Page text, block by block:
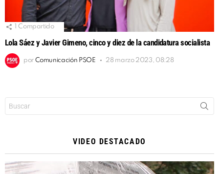
Compartido
Lola Sáez y Javier Gimeno, cinco y diez de la candidatura socialista
por Comunicación PSOE 28 marzo 2023, 08:28
VIDEO DESTACADO
Reproductor